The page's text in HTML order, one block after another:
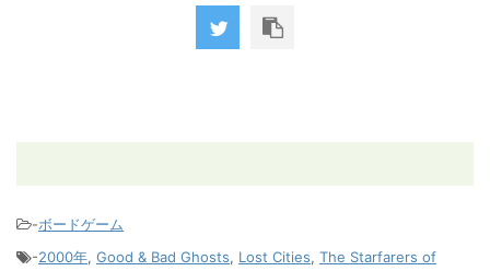
-ボードゲーム
-2000年, Good & Bad Ghosts, Lost Cities, The Starfarers of